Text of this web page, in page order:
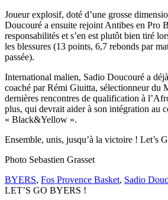
Joueur explosif, doté d’une grosse
Doucouré a ensuite rejoint Antibes en Pro
responsabilités et s’en est plutôt bien tiré
les blessures (13 points, 6,7 rebonds par
passée).
International malien, Sadio Doucouré a
coaché par Rémi Giuitta, sélectionneur du
dernières rencontres de qualification à
plus, qui devrait aider à son intégration au
« Black&Yellow ».
Ensemble, unis, jusqu’à la victoire ! Let’s
Photo Sebastien Grasset
BYERS, Fos Provence Basket, Sadio
LET’S GO BYERS !